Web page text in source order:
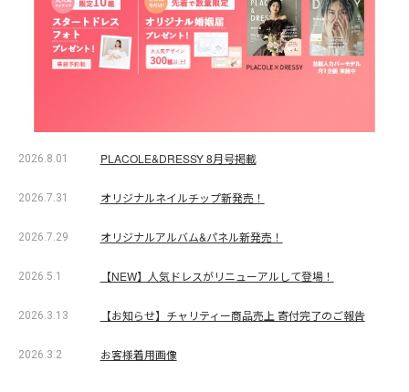
2026.8.01 PLACOLE&DRESSY 8月号掲載
2026.7.31 オリジナルネイルチップ新発売！
2026.7.29 オリジナルアルバム&パネル新発売！
2026.5.1 【NEW】人気ドレスがリニューアルして登場！
2026.3.13 【お知らせ】チャリティー商品売上 寄付完了のご報告
2026.3.2 お客様着用画像